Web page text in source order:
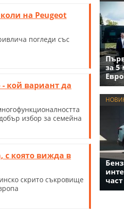
на Peugeot
погледи със
- кой вариант да
избор за семейна
с която вижда в
скрито съкровище
за 5
част